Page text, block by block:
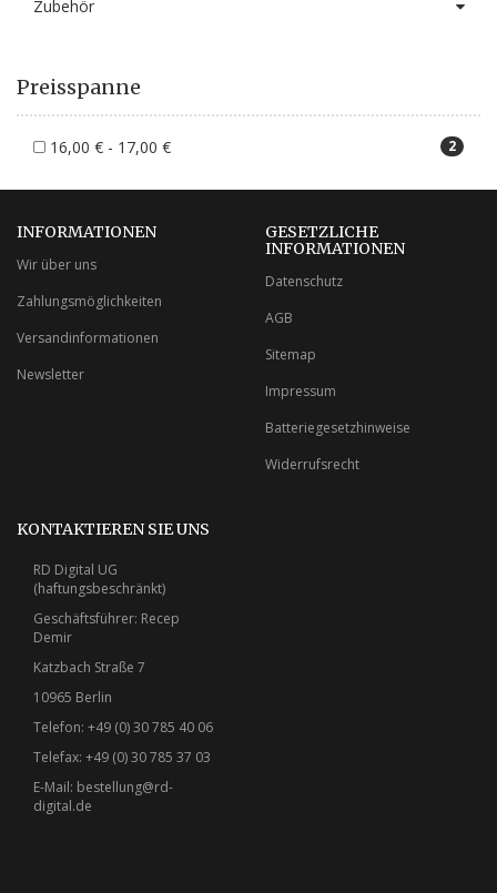
Zubehör
Preisspanne
16,00 € - 17,00 € 2
INFORMATIONEN
Wir über uns
Zahlungsmöglichkeiten
Versandinformationen
Newsletter
GESETZLICHE
INFORMATIONEN
Datenschutz
AGB
Sitemap
Impressum
Batteriegesetzhinweise
Widerrufsrecht
KONTAKTIEREN SIE UNS
RD Digital UG
(haftungsbeschränkt)
Geschäftsführer: Recep
Demir
Katzbach Straße 7
10965 Berlin
Telefon: +49 (0) 30 785 40 06
Telefax: +49 (0) 30 785 37 03
E-Mail: bestellung@rd-
digital.de